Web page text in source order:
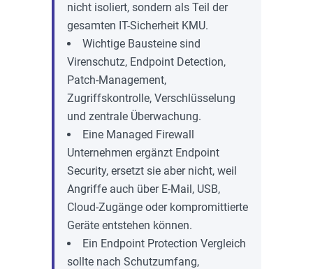
nicht isoliert, sondern als Teil der
gesamten IT-Sicherheit KMU.
Wichtige Bausteine sind
Virenschutz, Endpoint Detection,
Patch-Management,
Zugriffskontrolle, Verschlüsselung
und zentrale Überwachung.
Eine Managed Firewall
Unternehmen ergänzt Endpoint
Security, ersetzt sie aber nicht, weil
Angriffe auch über E-Mail, USB,
Cloud-Zugänge oder kompromittierte
Geräte entstehen können.
Ein Endpoint Protection Vergleich
sollte nach Schutzumfang,